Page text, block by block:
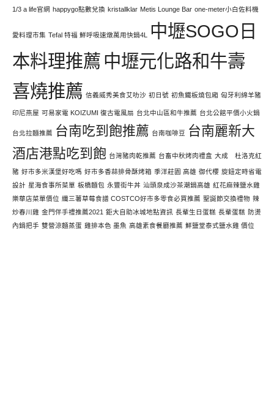
1/3 a life官網 happygo點數兌換 kristallklar Metis Lounge Bar one-meter小白佐料機
愛料理市集 Tefal 特福 鮮呼吸速燉萬用快鍋4L
中壢SOGO日
本料理推薦 中壢元化路和牛壽
喜燒推薦 信義威秀美食艾叻沙 初日號 初魚鐵板燒包廂 匈牙利綿羊豬
印尼燕屋 可易家電 KOIZUMI 復古電風扇 台北中山區和牛推薦 台北公館平價小火鍋
台北拉麵推薦 台南吃到飽推薦 台南咖啡豆
台南麗新大
酒店港點吃到飽 台灣豬肉乾推薦 台畜中秋烤肉禮盒 大成 杜洛克紅
豬 好市多米漢堡好吃嗎 好市多香蒜排骨酥烤箱 季洋莊園 高雄 御代櫻 旋鈕定時省電
設計 星海食事所菜單 板橋麵包 永豐街牛丼 汕頭泉成沙茶潮鍋高雄 紅花麻辣鹽水雞
樂華店菜單價位 纖三薯草莓食譜 COSTCO好市多零食必買推薦 聖誕節交換禮物 辣
炒春川雞 金門伴手禮推薦2021 鉅大自助冰城地點資訊 長輩生日蛋糕 長輩蛋糕 防燙
內鍋把手 雙營涼麵蒸蛋 雞排本色 墨魚 高雄素食餐廳推薦 鮮鹽堂泰式鹽水雞 價位